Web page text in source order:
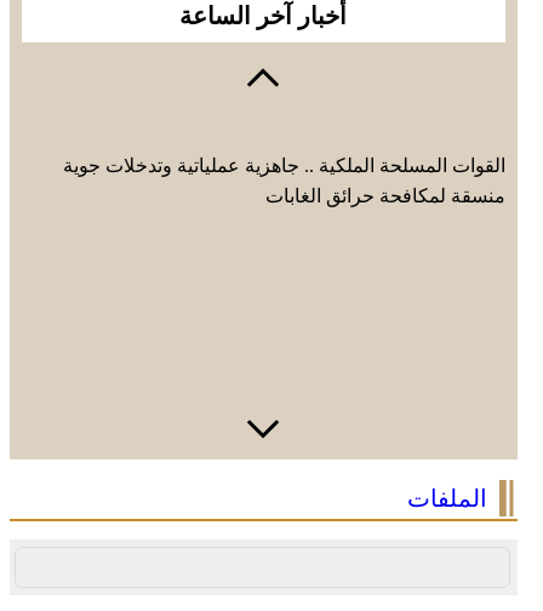
أخبار آخر الساعة
القوات المسلحة الملكية .. جاهزية عملياتية وتدخلات جوية
منسقة لمكافحة حرائق الغابات
الملفات